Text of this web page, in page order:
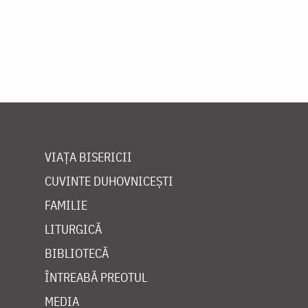
VIAȚA BISERICII
CUVINTE DUHOVNICEȘTI
FAMILIE
LITURGICĂ
BIBLIOTECĂ
ÎNTREABĂ PREOTUL
MEDIA